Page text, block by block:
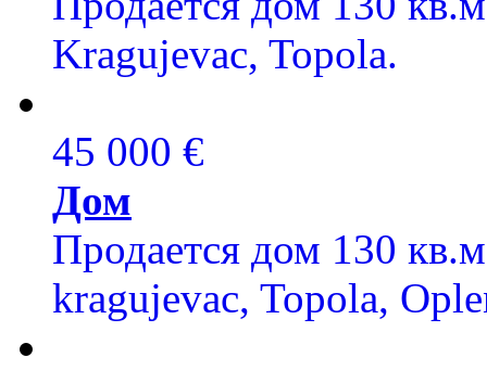
Kragujevac, Topola.
45 000 €
Дом
Продается дом 130
kragujevac, Topola,